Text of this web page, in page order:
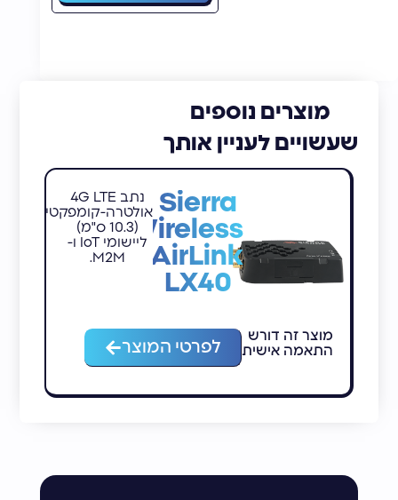
מוצרים נוספים
שעשויים לעניין אותך
Sierra
Wireless
AirLink
LX40
נתב 4G LTE
אולטרה-קומפקטי
(10.3 ס"מ)
ליישומי IoT ו-
M2M.
מוצר זה דורש
התאמה אישית
לפרטי המוצר